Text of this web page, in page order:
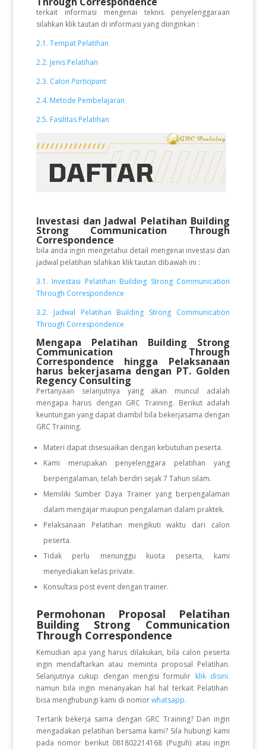
terkait informasi mengenai teknis penyelenggaraan
silahkan klik tautan di informasi yang diinginkan :
2.1. Tempat Pelatihan
2.2. Jenis Pelatihan
2.3. Calon Participant
2.4. Metode Pembelajaran
2.5. Fasilitas Pelatihan
Investasi dan Jadwal Pelatihan Building
Strong Communication Through
Correspondence
bila anda ingin mengetahui detail mengenai investasi dan
jadwal pelatihan silahkan klik tautan dibawah ini :
3.1. Investasi Pelatihan Building Strong Communication
Through Correspondence
3.2. Jadwal Pelatihan Building Strong Communication
Through Correspondence
Mengapa Pelatihan Building Strong
Communication Through
Correspondence hingga Pelaksanaan
harus bekerjasama dengan PT. Golden
Regency Consulting
Pertanyaan selanjutnya yang akan muncul adalah
mengapa harus dengan GRC Training. Berikut adalah
keuntungan yang dapat diambil bila bekerjasama dengan
GRC Training.
Materi dapat disesuaikan dengan kebutuhan peserta.
Kami merupakan penyelenggara pelatihan yang
berpengalaman, telah berdiri sejak 7 Tahun silam.
Memiliki Sumber Daya Trainer yang berpengalaman
dalam mengajar maupun pengalaman dalam praktek.
Pelaksanaan Pelatihan mengikuti waktu dari calon
peserta.
Tidak perlu menunggu kuota peserta, kami
menyediakan kelas private.
Konsultasi post event dengan trainer.
Permohonan Proposal Pelatihan
Building Strong Communication
Through Correspondence
Kemudian apa yang harus dilakukan, bila calon peserta
ingin mendaftarkan atau meminta proposal Pelatihan.
Selanjutnya cukup dengan mengisi formulir klik disini.
namun bila ingin menanyakan hal hal terkait Pelatihan
bisa menghubungi kami di nomorwhatsapp.
Tertarik bekerja sama dengan GRC Training? Dan ingin
mengadakan pelatihan bersama kami? Sila hubungi kami
pada nomor berikut 081802214168 (Puguh) atau ingin